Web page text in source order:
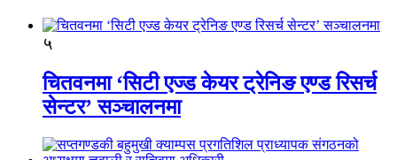
५
चितवनमा ‘सिटी एज्ड केयर ट्रेनिङ एण्ड रिसर्च
सेन्टर’ सञ्चालनमा